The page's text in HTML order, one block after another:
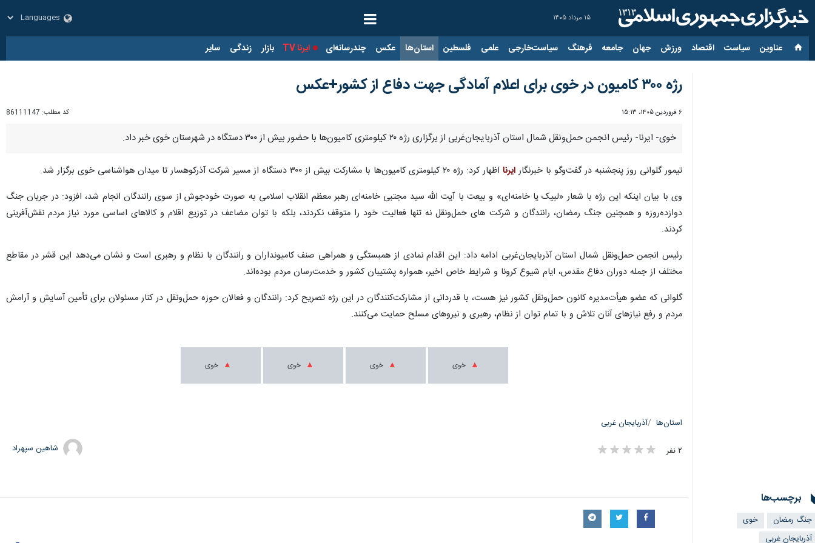
۱۵ مرداد ۱۴۰۵
عناوین‌ سیاست اقتصاد ورزش جهان جامعه فرهنگ سیاست‌خارجی علمی فلسطین استان‌ها عکس چندرسانه‌ای ایرنا TV بازار زندگی سایر
رژه ۳۰۰ کامیون در خوی برای اعلام آمادگی جهت دفاع از کشور+عکس
۶ فروردین ۱۴۰۵، ۱۵:۱۳ کد مطلب: 86111147
خوی- ایرنا- رئیس انجمن حمل‌ونقل شمال استان آذربایجان‌غربی از برگزاری رژه ۲۰ کیلومتری کامیون‌ها با حضور بیش از ۳۰۰ دستگاه در شهرستان خوی خبر داد.
تیمور گلوانی روز پنجشنبه در گفت‌وگو با خبرنگارایرنا اظهار کرد: رژه ۲۰ کیلومتری کامیون‌ها با مشارکت بیش از ۳۰۰ دستگاه از مسیر شرکت آذرکوهسار تا میدان هواشناسی خوی برگزار شد.
وی با بیان اینکه این رژه با شعار «لبیک یا خامنه‌ای» و بیعت با آیت الله سید مجتبی خامنه‌ای رهبر معظم انقلاب اسلامی به صورت خودجوش از سوی رانندگان انجام شد، افزود: در جریان جنگ
دوازده‌روزه و همچنین جنگ رمضان، رانندگان و شرکت های حمل‌ونقل نه تنها فعالیت خود را متوقف نکردند، بلکه با توان مضاعف در توزیع اقلام و کالاهای اساسی مورد نیاز مردم نقش‌آفرینی
کردند.
رئیس انجمن حمل‌ونقل شمال استان آذربایجان‌غربی ادامه داد: این اقدام نمادی از همبستگی و همراهی صنف کامیونداران و رانندگان با نظام و رهبری است و نشان می‌دهد این قشر در مقاطع
مختلف از جمله دوران دفاع مقدس، ایام شیوع کرونا و شرایط خاص اخیر، همواره پشتیبان کشور و خدمت‌رسان مردم بوده‌اند.
گلوانی که عضو هیأت‌مدیره کانون حمل‌ونقل کشور نیز هست، با قدردانی از مشارکت‌کنندگان در این رژه تصریح کرد: رانندگان و فعالان حوزه حمل‌ونقل در کنار مسئولان برای تأمین آسایش و آرامش
مردم و رفع نیازهای آنان تلاش و با تمام توان از نظام، رهبری و نیروهای مسلح حمایت می‌کنند.
خوی خوی خوی خوی
استان‌ها آذربایجان غربی
۲ نفر شاهین سپهراد
برچسب‌ها
جنگ رمضان
خوی
آذربایجان غربی